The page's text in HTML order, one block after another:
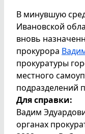
В минувшую
Ивановской
вновь
прокурора
прокуратуры
местного
подразделений
Для справки:
Вадим
органах